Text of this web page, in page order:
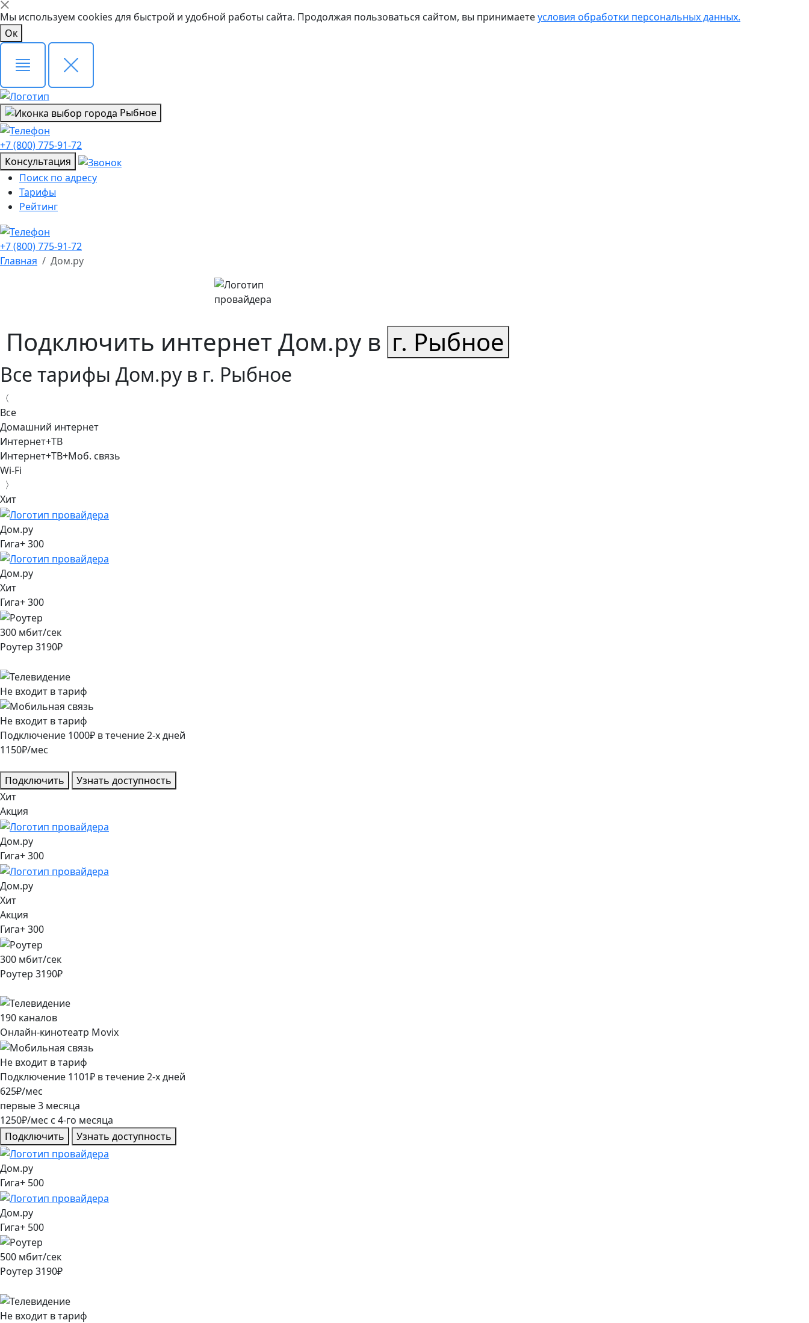
Мы используем cookies для быстрой и удобной работы сайта. Продолжая пользоваться сайтом, вы принимаетеусловия обработки персональных данных.
Ок
Рыбное
+7 (800) 775-91-72
Консультация
Поиск по адресу
Тарифы
Рейтинг
+7 (800) 775-91-72
Главная
Дом.ру
Подключить интернет Дом.ру в г. Рыбное
Все тарифы Дом.ру в г. Рыбное
〈
Все
Домашний интернет
Интернет+ТВ
Интернет+ТВ+Моб. связь
Wi-Fi
〉
Хит
Дом.ру
Гига+ 300
Дом.ру
Хит
Гига+ 300
300 мбит/сек
Роутер 3190₽
Не входит в тариф
Не входит в тариф
Подключение 1000₽ в течение2-х дней
1150₽/мес
Подключить
Узнать доступность
Хит
Акция
Дом.ру
Гига+ 300
Дом.ру
Хит
Акция
Гига+ 300
300 мбит/сек
Роутер 3190₽
190 каналов
Онлайн-кинотеатр Movix
Не входит в тариф
Подключение 1101₽ в течение2-х дней
625₽/мес
первые3 месяца
1250₽/мес c 4-го месяца
Подключить
Узнать доступность
Дом.ру
Гига+ 500
Дом.ру
Гига+ 500
500 мбит/сек
Роутер 3190₽
Не входит в тариф